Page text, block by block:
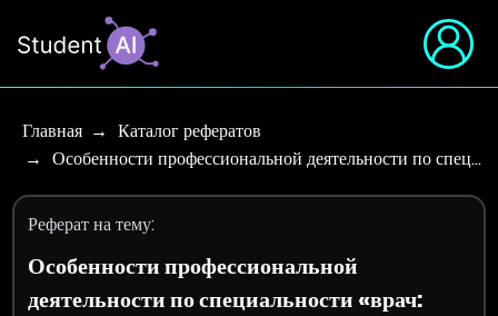
Главная
Каталог рефератов
Особенности профессиональной деятельности по спец…
Реферат на тему:
Особенности профессиональной
деятельности по специальности «врач: